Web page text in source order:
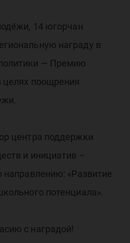
14 югорчан
награду в
— Премию
поощрения
центра поддержки
и инициатив –
направлению: «Развитие
потенциала».
с наградой!